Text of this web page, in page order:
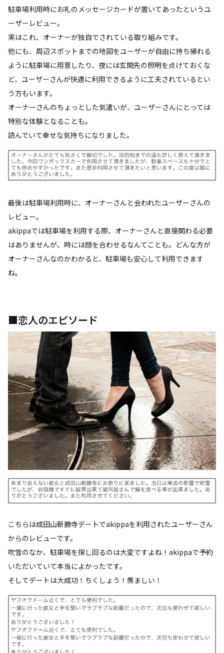
駐車場利用時にお礼のメッセージカードが置いてあったというユ
ーザーレビュー。
実はこれ、オーナーが独自でされている取り組みです。
他にも、周辺スポットまでの地図をユーザーが自由に持ち帰れる
ように駐車場に用意したり、夜には玄関先の照明を点けておくな
ど、ユーザーさんが快適に利用できるように工夫されているとい
う方もいます。
オーナーさんのちょっとした気遣いが、ユーザーさんにとっては
特別な体験となることも。
読んでいて幸せな気持ちになりました。
最後は駐車場利用時に、オーナーさんと会われたユーザーさんの
レビュー。
akippaでは駐車場を利用する際、オーナーさんと直接関わる必要
はありませんが、時には顔を合わせるなんてことも。どんな方が
オーナーさんなのかわかると、駐車場も安心して利用できます
ね。
■恋人のエピソード
こちらは成田山新勝寺デートでakippaを利用されたユーザーさん
からのレビューです。
吹雪のなか、駐車場を探し回るのは大変ですよね！akippaで予約
いただいていて本当によかったです。
そしてデートは大成功！ちくしょう！羨ましい！